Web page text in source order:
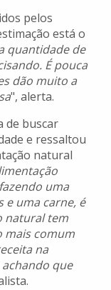
pelos
está o
quantidade de
É pouca
dão muito a
", alerta.
de buscar
e ressaltou
natural
uma
e uma carne, é
natural tem
mais comum
na
que